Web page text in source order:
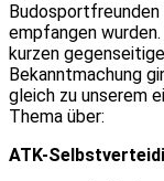
empfangen
kurzen
Bekanntmachung
gleich zu unserem
Thema über:
ATK-